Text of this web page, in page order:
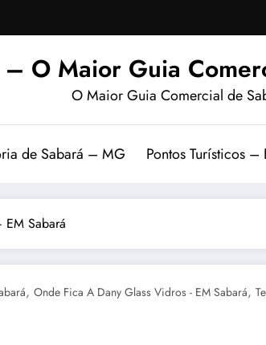
– O Maior Guia
O Maior Guia Comercial de
de Sabará – MG Pontos Turísticos –
Sabará
, Onde Fica A Dany Glass Vidros - EM Sabará,